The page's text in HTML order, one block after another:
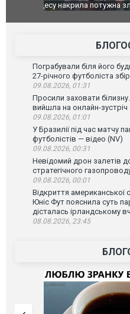
Вже вивели на тести:
Пограбували біля його
27-річного футболіста
09.08.2026, 01:31
Просили заховати
вийшла на онлайн-зустріч
09.08.2026, 01:01
У Бразилії під час матчу
футболістів — відео (NV)
09.08.2026, 00:31
Невідомий дрон залетів
стратегічного
09.08.2026, 00:01
Відкриття американської
Юніс Фут пояснила суть
дісталась ірландському
08.08.2026, 23:45